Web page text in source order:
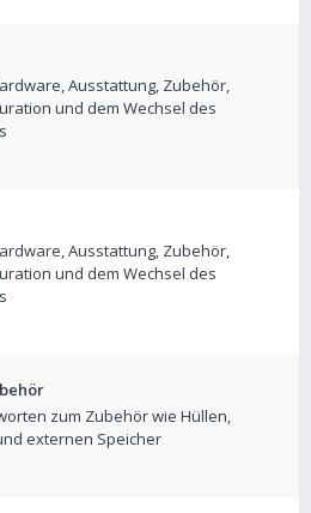
Ausstattung, Zubehör,
und dem Wechsel des
Ausstattung, Zubehör,
und dem Wechsel des
zum Zubehör wie Hüllen,
externen Speicher